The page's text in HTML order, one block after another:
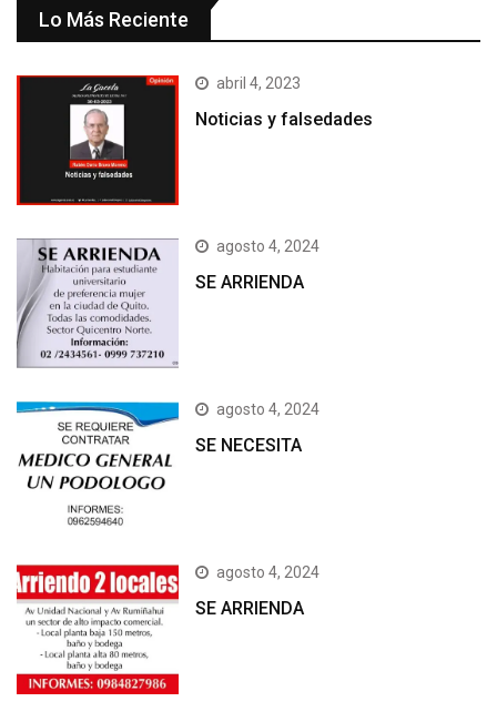
Lo Más Reciente
abril 4, 2023
Noticias y falsedades
agosto 4, 2024
SE ARRIENDA
agosto 4, 2024
SE NECESITA
agosto 4, 2024
SE ARRIENDA